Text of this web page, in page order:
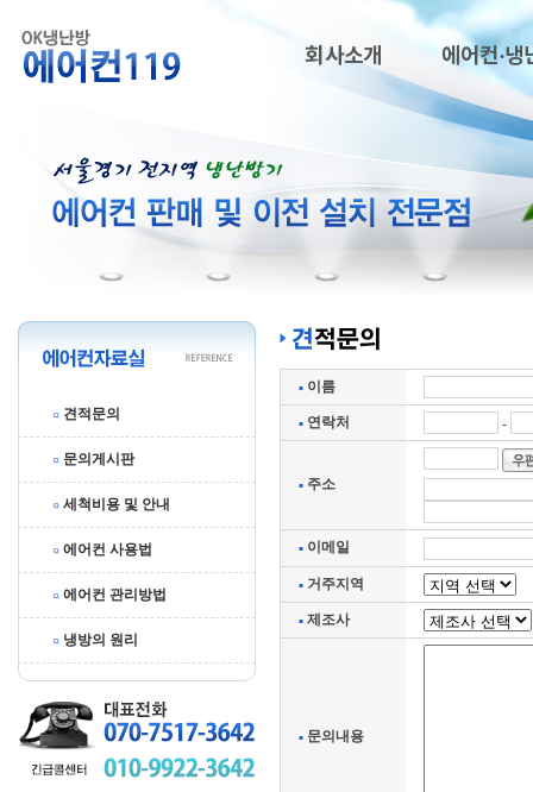
회사소개 에어컨·냉
견적문의
문의게시판
세척비용 및 안내
에어컨 사용법
에어컨 관리방법
냉방의 원리
이름
연락처 -
주소
이메일
거주지역
제조사
문의내용